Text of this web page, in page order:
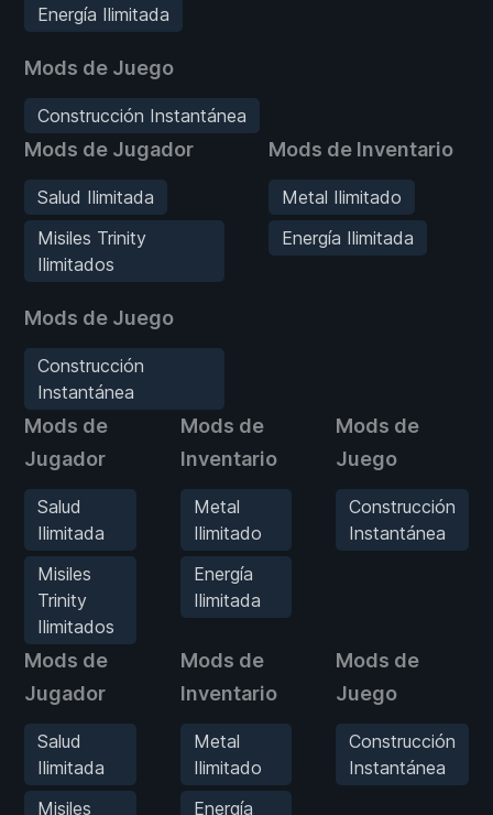
Energía Ilimitada
Mods de Juego
Construcción Instantánea
Mods de Jugador
Salud Ilimitada
Misiles Trinity
Ilimitados
Mods de Juego
Construcción
Instantánea
Mods de Inventario
Metal Ilimitado
Energía Ilimitada
Mods de
Jugador
Salud
Ilimitada
Misiles
Trinity
Ilimitados
Mods de
Inventario
Metal
Ilimitado
Energía
Ilimitada
Mods de
Juego
Construcción
Instantánea
Mods de
Jugador
Salud
Ilimitada
Misiles
Mods de
Inventario
Metal
Ilimitado
Energía
Mods de
Juego
Construcción
Instantánea